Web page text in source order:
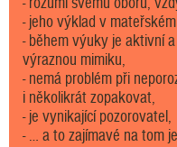
- jeho výklad v
- během výuky je aktivní
výraznou mimiku,
- nemá problém při
i několikrát zopakovat,
- je vynikající pozorovatel,
- … a to zajímavé na tom